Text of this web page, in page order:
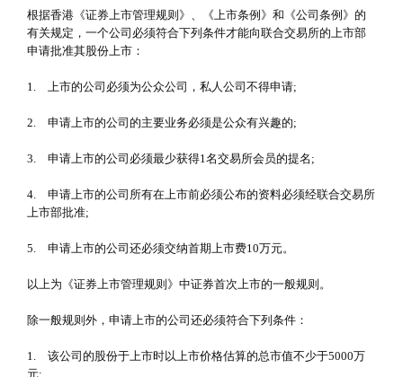
根据香港《证券上市管理规则》、《上市条例》和《公司条例》的
有关规定，一个公司必须符合下列条件才能向联合交易所的上市部
申请批准其股份上市：
1. 上市的公司必须为公众公司，私人公司不得申请;
2. 申请上市的公司的主要业务必须是公众有兴趣的;
3. 申请上市的公司必须最少获得1名交易所会员的提名;
4. 申请上市的公司所有在上市前必须公布的资料必须经联合交易所
上市部批准;
5. 申请上市的公司还必须交纳首期上市费10万元。
以上为《证券上市管理规则》中证券首次上市的一般规则。
除一般规则外，申请上市的公司还必须符合下列条件：
1. 该公司的股份于上市时以上市价格估算的总市值不少于5000万
元;